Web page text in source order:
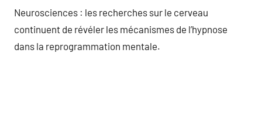
Neurosciences : les recherches sur le cerveau
continuent de révéler les mécanismes de l’hypnose
dans la reprogrammation mentale.